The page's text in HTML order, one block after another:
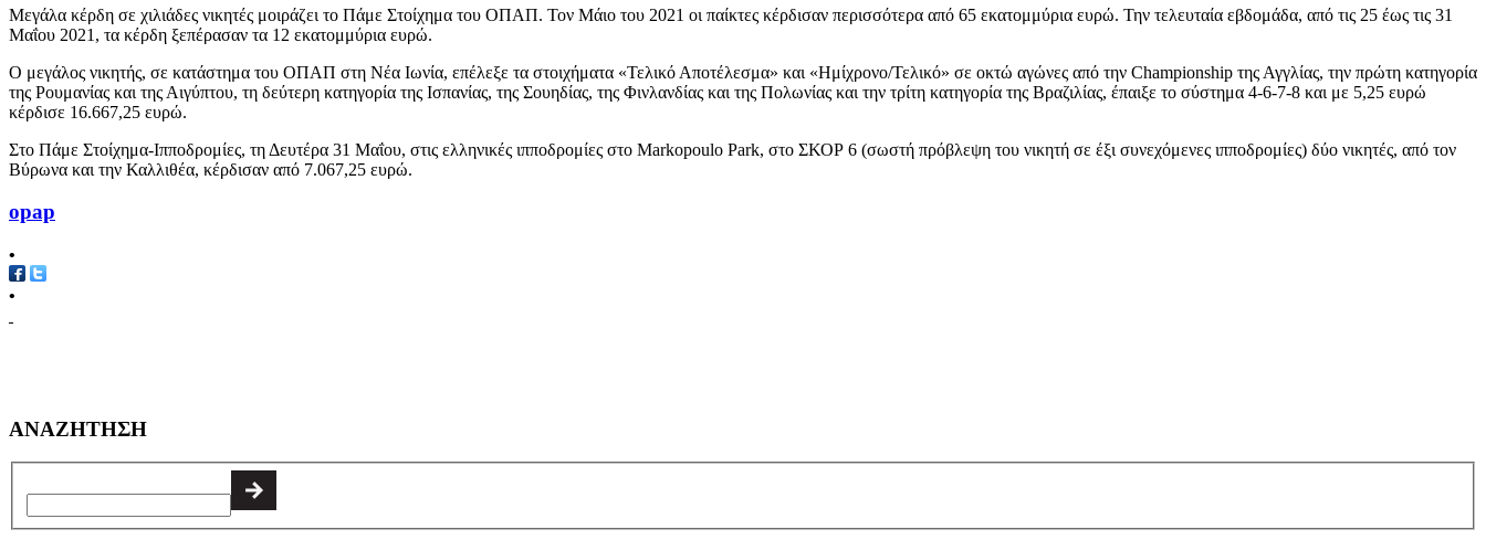
Μεγάλα κέρδη σε χιλιάδες νικητές μοιράζει το Πάμε Στοίχημα του ΟΠΑΠ. Τον Μάιο του 2021 οι παίκτες κέρδισαν περισσότερα από 65 εκατομμύρια ευρώ. Την τελευταία εβδομάδα, από τις 25 έως τις 31
Μαΐου 2021, τα κέρδη ξεπέρασαν τα 12 εκατομμύρια ευρώ.
Ο μεγάλος νικητής, σε κατάστημα του ΟΠΑΠ στη Νέα Ιωνία, επέλεξε τα στοιχήματα «Τελικό Αποτέλεσμα» και «Ημίχρονο/Τελικό» σε οκτώ αγώνες από την Championship της Αγγλίας, την πρώτη κατηγορία
της Ρουμανίας και της Αιγύπτου, τη δεύτερη κατηγορία της Ισπανίας, της Σουηδίας, της Φινλανδίας και της Πολωνίας και την τρίτη κατηγορία της Βραζιλίας, έπαιξε το σύστημα 4-6-7-8 και με 5,25 ευρώ
κέρδισε 16.667,25 ευρώ.
Στο Πάμε Στοίχημα-Ιπποδρομίες, τη Δευτέρα 31 Μαΐου, στις ελληνικές ιπποδρομίες στο Markopoulo Park, στο ΣΚΟΡ 6 (σωστή πρόβλεψη του νικητή σε έξι συνεχόμενες ιπποδρομίες) δύο νικητές, από τον
Βύρωνα και την Καλλιθέα, κέρδισαν από 7.067,25 ευρώ.
opap
•
•
ΑΝΑΖΗΤΗΣΗ